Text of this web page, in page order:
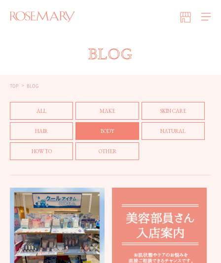
BLOG
TOP BLOG
ALL MAKE SKIN CARE
HAIR BODY NATURAL
HOW TO OTHER